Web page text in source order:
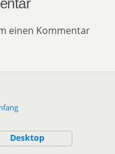
einen Kommentar
Desktop